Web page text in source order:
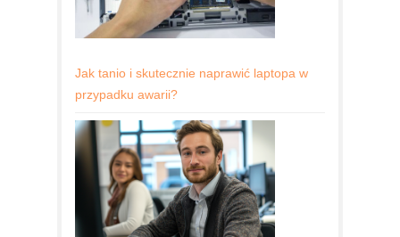
Jak tanio i skutecznie naprawić laptopa w
przypadku awarii?